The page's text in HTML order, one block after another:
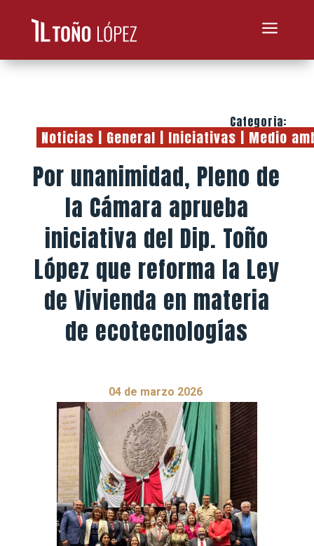
a
Categoria:
Noticias | General | Iniciativas | Medio
Por unanimidad, Pleno de
la Cámara aprueba
iniciativa del Dip. Toño
López que reforma la Ley
de Vivienda en materia
de ecotecnologías
04 de marzo 2026